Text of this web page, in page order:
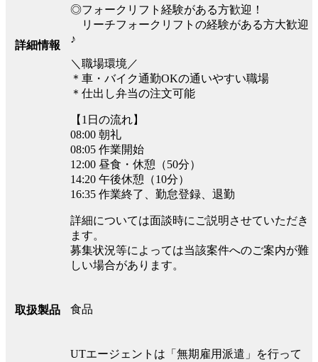
詳細情報
◎フォークリフト経験がある方歓迎！
リーチフォークリフトの経験がある方大歓迎
♪
＼職場環境／
＊車・バイク通勤OKの通いやすい職場
＊仕出し弁当の注文可能
【1日の流れ】
08:00 朝礼
08:05 作業開始
12:00 昼食・休憩（50分）
14:20 午後休憩（10分）
16:35 作業終了、勤怠登録、退勤
詳細については面談時にご説明させていただき
ます。
募集状況等によっては当該案件へのご案内が難
しい場合があります。
取扱製品 食品
UTエージェントは「無期雇用派遣」を行って